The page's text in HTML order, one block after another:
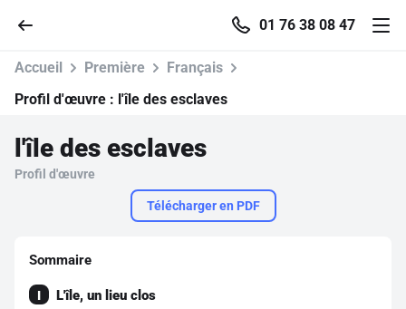
01 76 38 08 47
Accueil
Se connecter
Accueil Première
Français
Profil d'œuvre : l'île des esclaves
l'île des esclaves
Profil d'œuvre
Télécharger en PDF
Sommaire
I L'île, un lieu clos